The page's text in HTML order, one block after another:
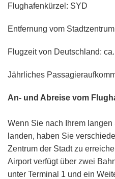
Flughafenkürzel: SYD
Entfernung vom
Flugzeit von Deutschland:
Jährliches
An- und Abreise vom
Wenn Sie nach Ihrem
landen, haben Sie
Zentrum der Stadt zu
Airport verfügt über zwei
unter Terminal 1 und ein